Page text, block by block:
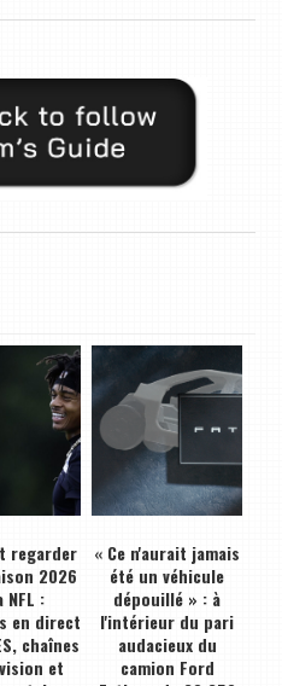
regarder
2026
NFL :
en direct
chaînes
et
« Ce n'aurait jamais
été un véhicule
dépouillé » : à
l'intérieur du pari
audacieux du
camion Ford